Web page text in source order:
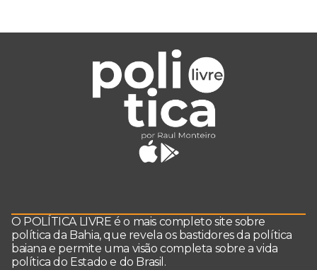
O POLÍTICA LIVRE é o mais completo site sobre
política da Bahia, que revela os bastidores da política
baiana e permite uma visão completa sobre a vida
política do Estado e do Brasil.